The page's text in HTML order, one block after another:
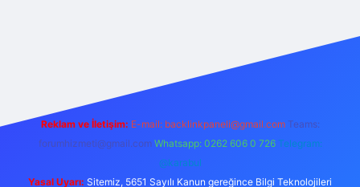
m elexbet
Reklam ve İletişim: E-mail: backlinkpaneli@gmail.com Teams:
forumhizmeti@gmail.com Whatsapp: 0262 606 0 726 Telegram:
@karabul
Yasal Uyarı: Sitemiz, 5651 Sayılı Kanun gereğince Bilgi Teknolojileri